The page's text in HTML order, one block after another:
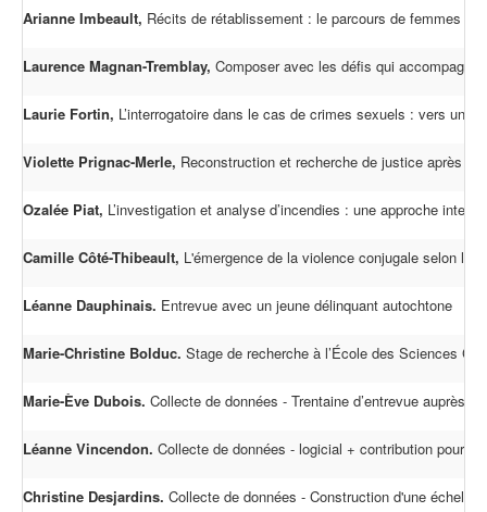
Arianne Imbeault, Récits de rétablissement : le parcours de femmes
Laurence Magnan-Tremblay, Composer avec les défis qui
Laurie Fortin, L’interrogatoire dans le cas de crimes sexuels : vers
Violette Prignac-Merle, Reconstruction et recherche de justice après
Ozalée Piat, L’investigation et analyse d’incendies : une approche
Camille Côté-Thibeault, L'émergence de la violence conjugale selon
Léanne Dauphinais. Entrevue avec un jeune délinquant autochtone
Marie-Christine Bolduc. Stage de recherche à l’École des Sciences
Marie-Ève Dubois. Collecte de données - Trentaine d’entrevue auprès
Léanne Vincendon. Collecte de données - logicial + contribution pour
Christine Desjardins. Collecte de données - Construction d'une échelle